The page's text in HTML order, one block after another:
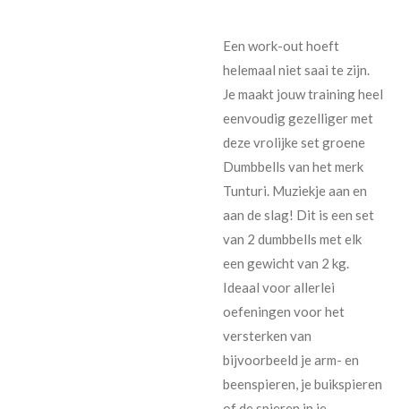
Een work-out hoeft
helemaal niet saai te zijn.
Je maakt jouw training heel
eenvoudig gezelliger met
deze vrolijke set groene
Dumbbells van het merk
Tunturi. Muziekje aan en
aan de slag! Dit is een set
van 2 dumbbells met elk
een gewicht van 2 kg.
Ideaal voor allerlei
oefeningen voor het
versterken van
bijvoorbeeld je arm- en
beenspieren, je buikspieren